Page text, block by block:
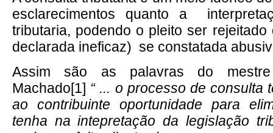
esclarecimentos quanto a
tributaria, podendo o pleito ser
declarada ineficaz) se constatada
Assim são as palavras do
Machado[1] “ ... o processo de consulta
ao contribuinte oportunidade para
tenha na intepretação da legislação